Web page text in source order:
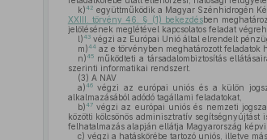
k)42 együttműködik a Magyar Szénhidrogén
XXIII. törvény 46. § (1) bekezdésben
jelölésének meglétével kapcsolatos feladat
l)43végzi az Európai Unió által elrendelt
m)44az e törvényben meghatározott feladatok
n)45működteti a társadalombiztosítás
szerinti informatikai rendszert.
(3) A NAV
a)46végzi az európai uniós és a külön
alkalmazásából adódó tagállami feladatokat,
b)47végzi az európai uniós és nemzeti
közötti kölcsönös adminisztratív
felhatalmazás alapján ellátja Magyarország
c) végzi a hatáskörébe tartozó uniós, illetve